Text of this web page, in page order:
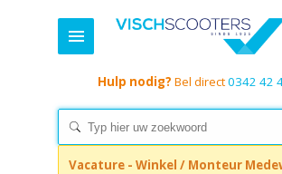
Hulp nodig? Bel direct0342 42
Vacature - Winkel / Monteur